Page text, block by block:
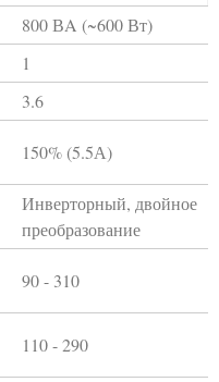
800 ВA (~600 Вт)
1
3.6
150% (5.5А)
Инверторный, двойное
преобразование
90 - 310
110 - 290